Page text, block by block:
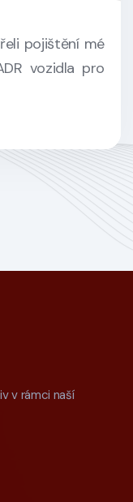
pojištění mé
vozidla pro
v rámci naší